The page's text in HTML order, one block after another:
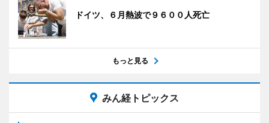
ドイツ、６月熱波で９６００人死亡
もっと見る
みん経トピックス